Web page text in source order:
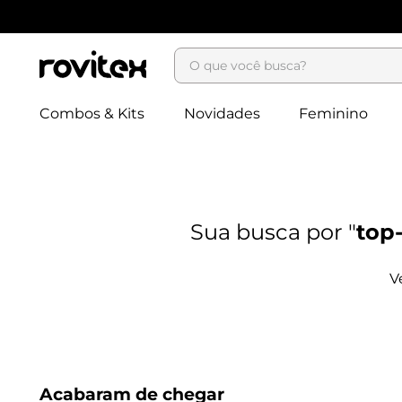
O que você busca?
Combos & Kits Novidades Feminino
Acabaram de chegar